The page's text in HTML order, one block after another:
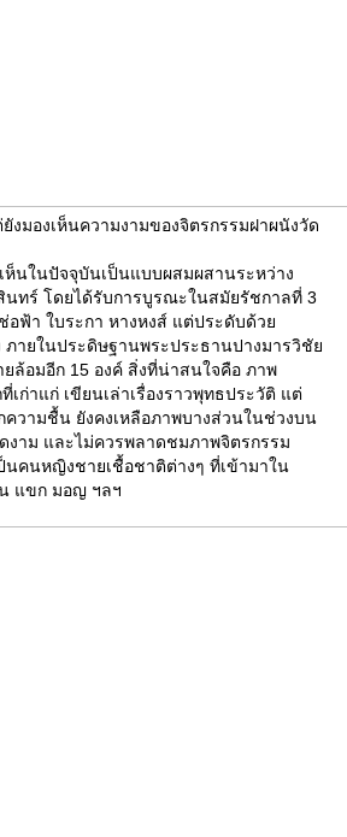
มองเห็นความงามของจิตรกรรมฝาผนังวัด
ในปัจจุบันเป็นแบบผสมผสานระหว่าง
นทร์ โดยได้รับการบูรณะในสมัยรัชกาลที่ 3
อฟ้า ใบระกา หางหงส์ แต่ประดับด้ว
ภายในประดิษฐานพระประธานปางมารวิชั
ล้อมอีก 15 องค์ สิ่งที่น่าสนใจคือ ภาพ
เก่าแก่ เขียนเล่าเรื่องราวพุทธประวัติ แต่
ความชื้น ยังคงเหลือภาพบางส่วนในช่วงบน
งาม และไม่ควรพลาดชมภาพจิตรกรรม
คนหญิงชายเชื้อชาติต่างๆ ที่เข้ามาใน
แขก มอญ ฯลฯ